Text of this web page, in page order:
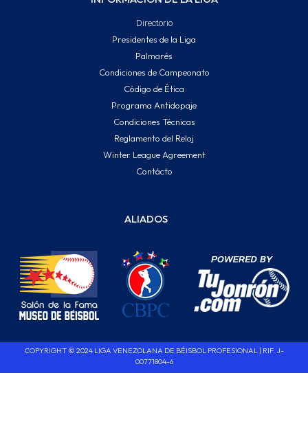
Directorio
Presidentes de la Liga
Palmarés
Condiciones de Campeonato
Código de Ética
Programa Antidopaje
Condiciones Técnicas
Reglamento del Reloj
Winter League Agreement
Contácto
ALIADOS
COPYRIGHT © 2024 LIGA VENEZOLANA DE BÉISBOL PROFESIONAL | RIF. J-
00771804-6